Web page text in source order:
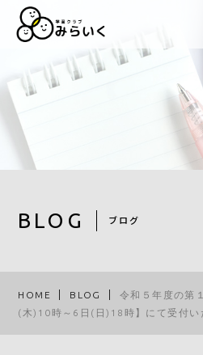
BLOG ブログ
HOME BLOG
令和５年度の第
(木)10時～6日(日)18時】にて受付い
HOME
ABOUT